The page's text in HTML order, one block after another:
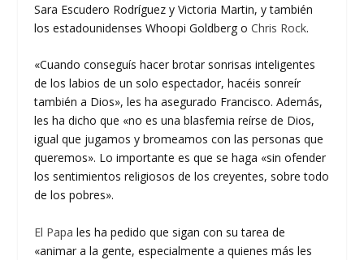
Sara Escudero Rodríguez y Victoria Martin, y también
los estadounidenses Whoopi Goldberg oChris Rock.
«Cuando conseguís hacer brotar sonrisas inteligentes
de los labios de un solo espectador, hacéis sonreír
también a Dios», les ha asegurado Francisco. Además,
les ha dicho que «no es una blasfemia reírse de Dios,
igual que jugamos y bromeamos con las personas que
queremos». Lo importante es que se haga «sin ofender
los sentimientos religiosos de los creyentes, sobre todo
de los pobres».
El Papa les ha pedido que sigan con su tarea de
«animar a la gente, especialmente a quienes más les